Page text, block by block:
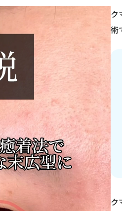
ク
術
ク